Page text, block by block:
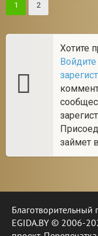
1 2
Хотите
Войдите
займет
EGIDA.BY © 2006-